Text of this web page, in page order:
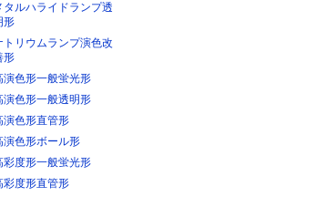
タルハライドランプ透
形
トリウムランプ演色改
形
演色形一般蛍光形
演色形一般透明形
演色形直管形
演色形ボール形
彩度形一般蛍光形
彩度形直管形